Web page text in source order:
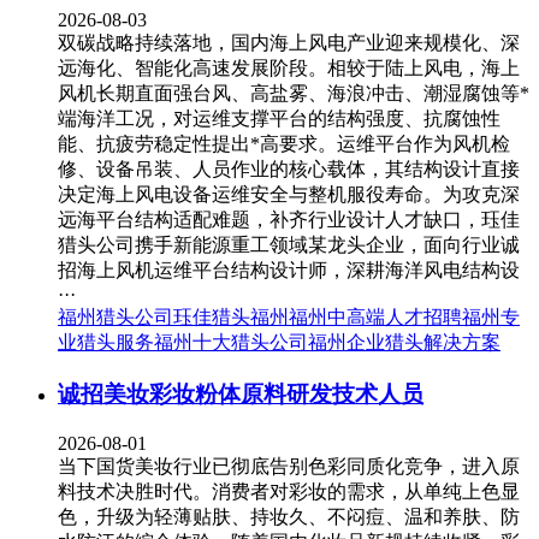
2026-08-03
双碳战略持续落地，国内海上风电产业迎来规模化、深
远海化、智能化高速发展阶段。相较于陆上风电，海上
风机长期直面强台风、高盐雾、海浪冲击、潮湿腐蚀等*
端海洋工况，对运维支撑平台的结构强度、抗腐蚀性
能、抗疲劳稳定性提出*高要求。运维平台作为风机检
修、设备吊装、人员作业的核心载体，其结构设计直接
决定海上风电设备运维安全与整机服役寿命。为攻克深
远海平台结构适配难题，补齐行业设计人才缺口，珏佳
猎头公司携手新能源重工领域某龙头企业，面向行业诚
招海上风机运维平台结构设计师，深耕海洋风电结构设
···
福州猎头公司 珏佳猎头福州福州中高端人才招聘福州专
业猎头服务福州十大猎头公司 福州企业猎头解决方案
诚招美妆彩妆粉体原料研发技术人员
2026-08-01
当下国货美妆行业已彻底告别色彩同质化竞争，进入原
料技术决胜时代。消费者对彩妆的需求，从单纯上色显
色，升级为轻薄贴肤、持妆久、不闷痘、温和养肤、防